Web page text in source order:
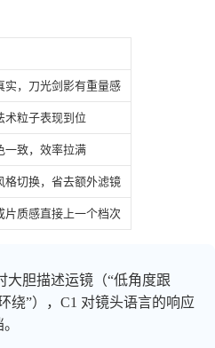
实，刀光剑影有重量感
术粒子表现到位
一致，效率拉满
格切换，省去额外滤镜
片质感直接上一个档次
大胆描述运镜（“低角度跟
绕”），C1 对镜头语言的响应